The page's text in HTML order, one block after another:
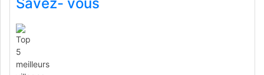
Savez- vous